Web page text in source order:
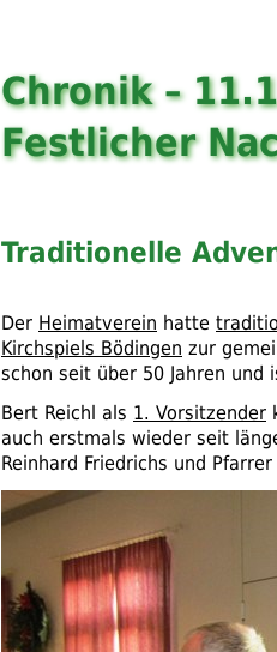
Chronik –
Festlicher
Traditionelle
Der Heimatverein hatte
Kirchspiels Bödingen zur
schon seit über 50 Jahren
Bert Reichl als 1. Vorsitzender
auch erstmals wieder seit
Reinhard Friedrichs und